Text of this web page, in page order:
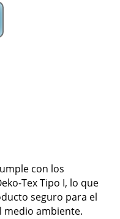
con los
Tex Tipo I, lo que
seguro para el
medio ambiente.